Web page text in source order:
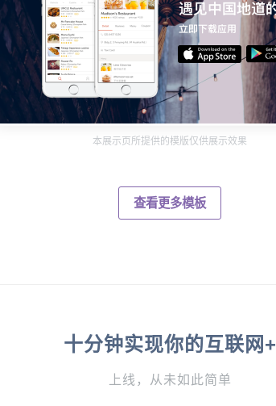
本展示页所提供的模版仅供展示效果
查看更多模板
十分钟实现你的互联网+
上线，从未如此简单